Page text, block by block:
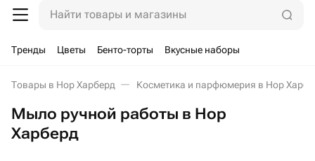
Найти товары и магазины
Тренды Цветы Бенто-торты Вкусные наборы
Товары в Нор Харберд Косметика и парфюмерия в Нор
Мыло ручной работы в Нор
Харберд